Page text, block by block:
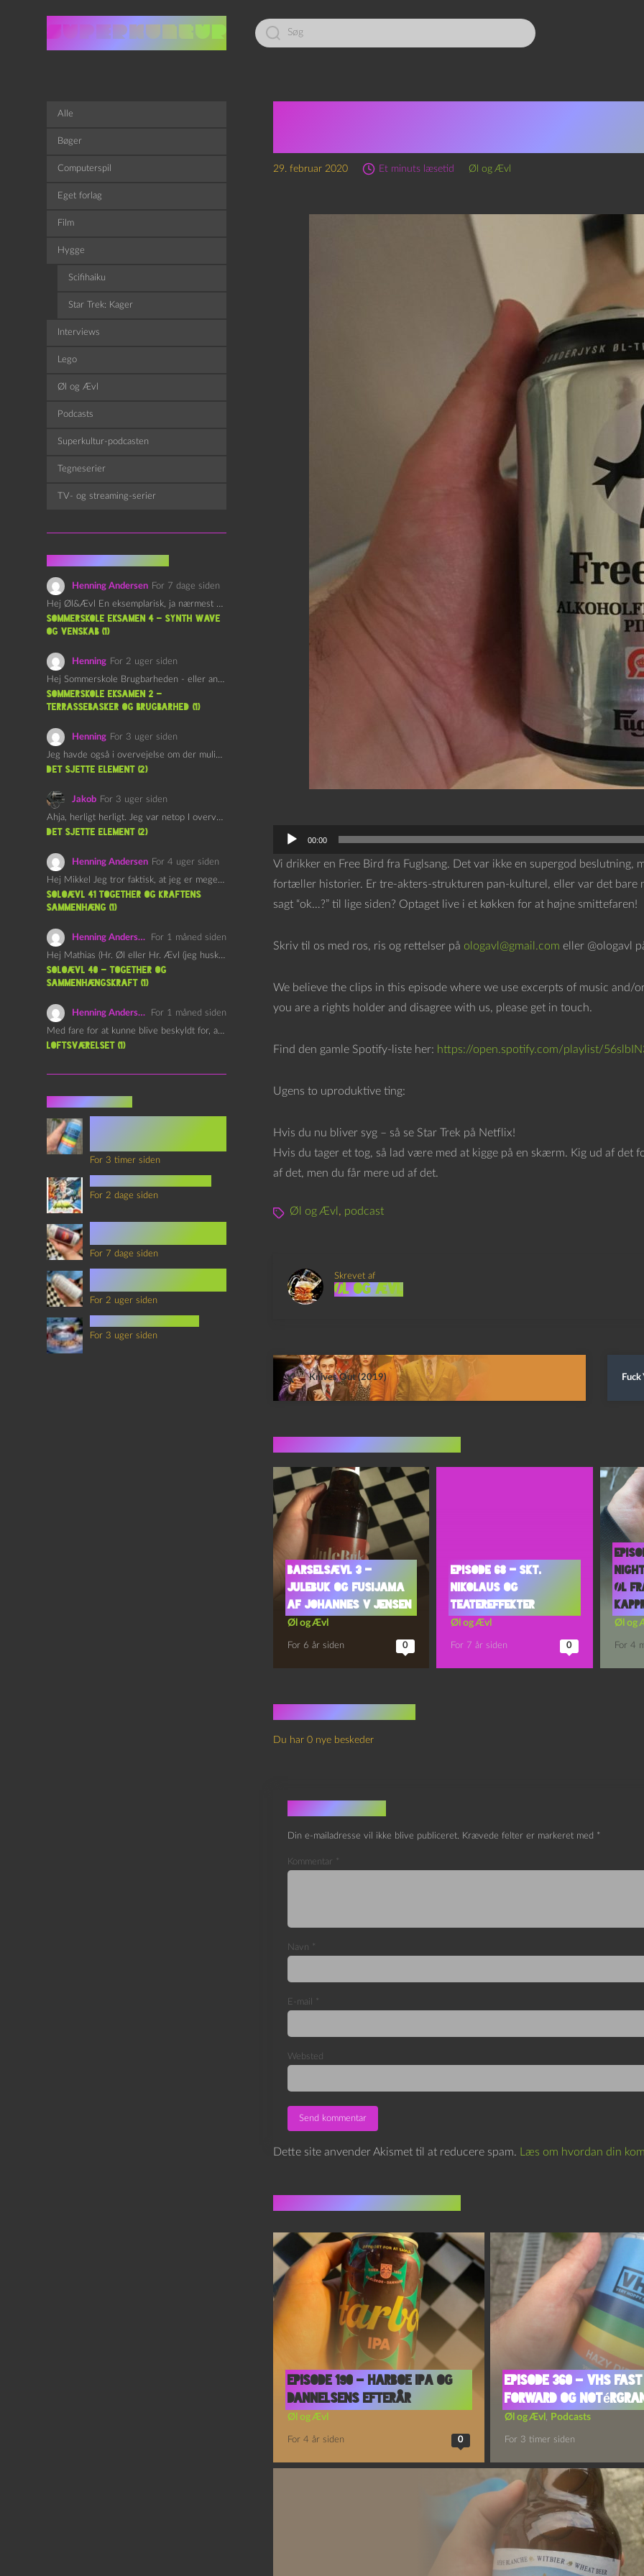
Led
efter:
29. februar 2020 Et minuts læsetid Øl og Ævl
l
r
00:00
Vi drikker en Free Bird fra Fuglsang. Det var ikke en supergod
fortæller historier. Er tre-akters-strukturen pan-kulturel, eller var det bare
sagt “ok…?” til lige siden? Optaget live i et køkken for at højne smittefaren!
Skriv til os med ros, ris og rettelser på ologavl@gmail.com eller @ologavl
We believe the clips in this episode where we use excerpts of music and/
you are a rights holder and disagree with us, please get in touch.
Find den gamle Spotify-liste her: https://open.spotify.com/playlist/
Ugens to uproduktive ting:
Hvis du nu bliver syg – så se Star Trek på Netflix!
Hvis du tager et tog, så lad være med at kigge på en skærm. Kig ud af det
af det, men du får mere ud af det.
Øl og Ævl , podcast
Skrevet af
Øl og Ævl
Knives Out (2019)
Barselsævl 3 –
Julebuk og Fusijama
af Johannes V Jensen
Øl og Ævl
For 6 år siden 0
Episode 68 – Skt.
Nikolaus og
Teatereffekter
Øl og Ævl
For 7 år siden 0
Øl
Øl og
For 4
Du har 0 nye beskeder
Skriv et svar
Din e-mailadresse vil ikke blive publiceret. Krævede felter er markeret med *
Kommentar *
Navn *
E-mail *
Websted
Dette site anvender Akismet til at reducere spam. Læs om hvordan din
Episode 190 – Harboe IPA og
Dannelsens Efterår
Øl og Ævl
For 4 år siden 0
Episode 360 – VHS Fast
Forward og
Øl og Ævl , Podcasts
For 3 timer siden
Alle
Bøger
Computerspil
Eget forlag
Film
Hygge
Scifihaiku
Star Trek: Kager
Interviews
Lego
Øl og Ævl
Podcasts
Superkultur-podcasten
Tegneserier
TV- og streaming-serier
Henning Andersen For 7 dage siden
Hej Øl&Ævl En eksemplarisk, ja nærmest yndefuld, afslutning på SOMMERSKOLEN.…
Sommerskole Eksamen 4 – Synth Wave
og Venskab (1)
Henning For 2 uger siden
Hej Sommerskole Brugbarheden - eller anvendeligheden - af "Øl&Ævl" er…
Sommerskole Eksamen 2 –
Terrassebasker og Brugbarhed (1)
Henning For 3 uger siden
Jeg havde også i overvejelse om der muligvis kunne være…
det sjette element (2)
Jakob For 3 uger siden
Ahja, herligt herligt. Jeg var netop I overvejelser om at…
det sjette element (2)
Henning Andersen For 4 uger siden
Hej Mikkel Jeg tror faktisk, at jeg er meget enig…
Soloævl 41 Together og Kraftens
Sammenhæng (1)
Henning Andersen
For 1 måned siden
Hej Mathias (Hr. Øl eller Hr. Ævl (jeg husker ikke…
Soloævl 40 – Together og
sammenhængskraft (1)
Henning Andersen
For 1 måned siden
Med fare for at kunne blive beskyldt for, at være…
Loftsværelset (1)
For 3 timer siden
For 2 dage siden
For 7 dage siden
For 2 uger siden
For 3 uger siden